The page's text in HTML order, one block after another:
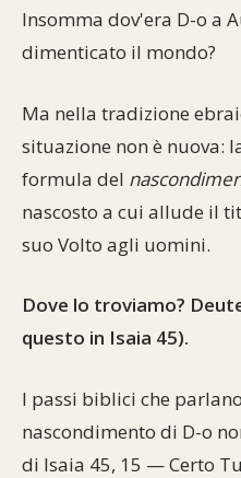
Insomma dov'era D-o a
dimenticato il mondo?
Ma nella tradizione
situazione non è nuova:
formula del
nascosto a cui allude il
suo Volto agli uomini.
Dove lo troviamo?
questo in Isaia 45).
I passi biblici che
nascondimento di D-o
di Isaia 45, 15 — Certo